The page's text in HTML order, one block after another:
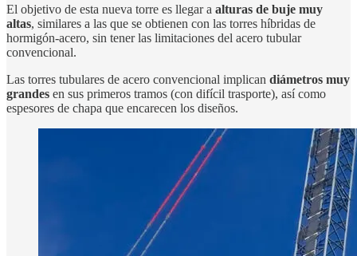
El objetivo de esta nueva torre es llegar a alturas de buje muy
altas, similares a las que se obtienen con las torres híbridas de
hormigón-acero, sin tener las limitaciones del acero tubular
convencional.
Las torres tubulares de acero convencional implican diámetros muy
grandes en sus primeros tramos (con difícil trasporte), así como
espesores de chapa que encarecen los diseños.